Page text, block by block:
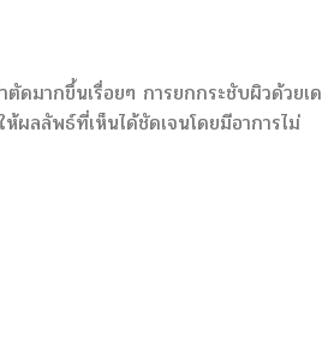
ดมากขึ้นเรื่อยๆ การยกกระชับผิวด้วยเด
ผลลัพธ์ที่เห็นได้ชัดเจนโดยมีอาการไม่